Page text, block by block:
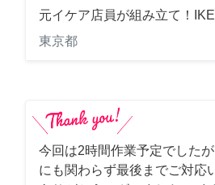
元イケア店員が組み立て！
東京都
今回は2時間作業予定でした
にも関わらず最後までご対応